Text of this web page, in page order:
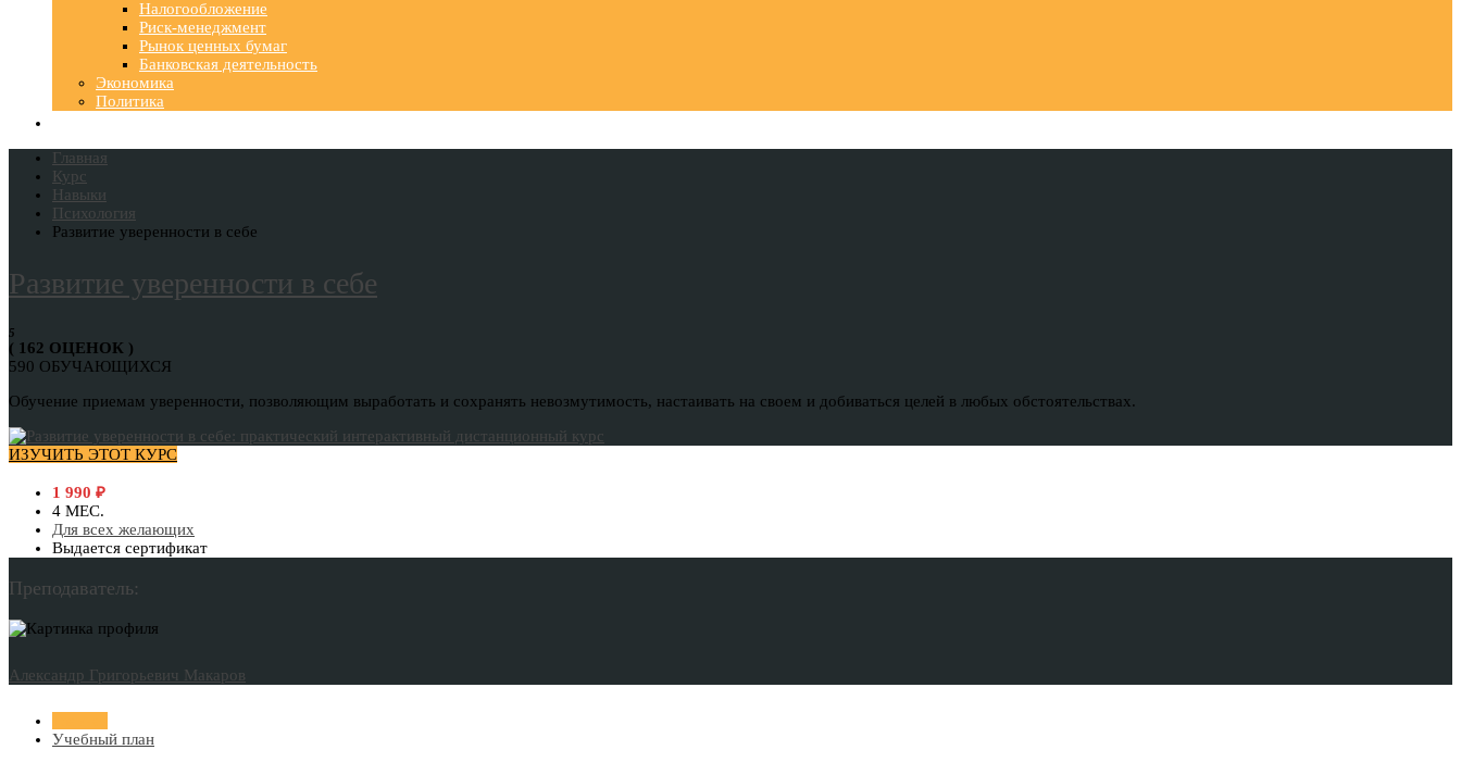
Налогообложение
Риск-менеджмент
Рынок ценных бумаг
Банковская деятельность
Экономика
Политика
Главная
Курс
Навыки
Психология
Развитие уверенности в себе
Развитие уверенности в себе
5
( 162 ОЦЕНОК )
590 ОБУЧАЮЩИХСЯ
Обучение приемам уверенности, позволяющим выработать и сохранять невозмутимость, настаивать на своем и добиваться целей в любых обстоятельствах.
ИЗУЧИТЬ ЭТОТ КУРС
1 990 ₽
4 МЕС.
Для всех желающих
Выдается сертификат
Преподаватель:
Александр Григорьевич Макаров
Учебный план